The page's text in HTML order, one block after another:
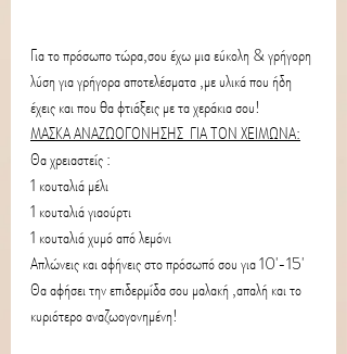
Για το πρόσωπο τώρα,σου έχω μια εύκολη & γρήγορη
λύση για γρήγορα αποτελέσματα ,με υλικά που ήδη
έχεις και που θα φτιάξεις με τα χεράκια σου!
ΜΑΣΚΑ ΑΝΑΖΩΟΓΟΝΗΣΗΣ  ΓΙΑ ΤΟΝ ΧΕΙΜΩΝΑ:
Θα χρειαστείς :
1 κουταλιά μέλι
1 κουταλιά γιαούρτι
1 κουταλιά χυμό από λεμόνι
Απλώνεις και αφήνεις στο πρόσωπό σου για 10'-15'
Θα αφήσει την επιδερμίδα σου μαλακή ,απαλή και το
κυριότερο αναζωογονημένη!